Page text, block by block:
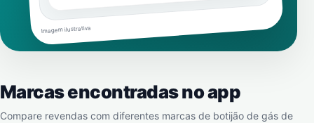
Imagem ilustrativa
Marcas encontradas no app
Compare revendas com diferentes marcas de botijão de gás de